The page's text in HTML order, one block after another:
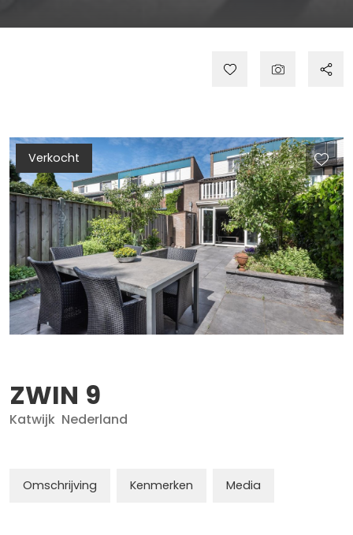
Verkocht
ZWIN 9
Katwijk Nederland
Omschrijving Kenmerken Media